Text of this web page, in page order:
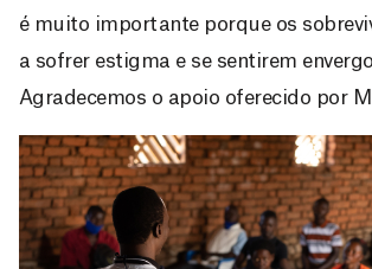
é muito importante porque os
a sofrer estigma e se sentirem
Agradecemos o apoio oferecido por